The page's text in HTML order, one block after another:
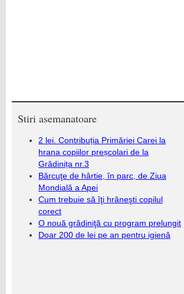
Stiri asemanatoare
2 lei. Contribuția Primăriei Carei la
hrana copiilor preșcolari de la
Grădinița nr.3
Bărcuţe de hârtie, în parc, de Ziua
Mondială a Apei
Cum trebuie să îţi hrăneşti copilul
corect
O nouă grădiniţă cu program prelungit
Doar 200 de lei pe an pentru igienă